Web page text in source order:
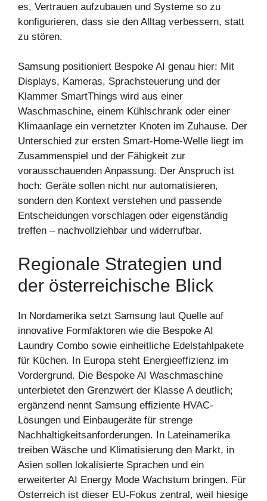
es, Vertrauen aufzubauen und Systeme so zu
konfigurieren, dass sie den Alltag verbessern, statt
zu stören.
Samsung positioniert Bespoke AI genau hier: Mit
Displays, Kameras, Sprachsteuerung und der
Klammer SmartThings wird aus einer
Waschmaschine, einem Kühlschrank oder einer
Klimaanlage ein vernetzter Knoten im Zuhause. Der
Unterschied zur ersten Smart-Home-Welle liegt im
Zusammenspiel und der Fähigkeit zur
vorausschauenden Anpassung. Der Anspruch ist
hoch: Geräte sollen nicht nur automatisieren,
sondern den Kontext verstehen und passende
Entscheidungen vorschlagen oder eigenständig
treffen – nachvollziehbar und widerrufbar.
Regionale Strategien und
der österreichische Blick
In Nordamerika setzt Samsung laut Quelle auf
innovative Formfaktoren wie die Bespoke AI
Laundry Combo sowie einheitliche Edelstahlpakete
für Küchen. In Europa steht Energieeffizienz im
Vordergrund. Die Bespoke AI Waschmaschine
unterbietet den Grenzwert der Klasse A deutlich;
ergänzend nennt Samsung effiziente HVAC-
Lösungen und Einbaugeräte für strenge
Nachhaltigkeitsanforderungen. In Lateinamerika
treiben Wäsche und Klimatisierung den Markt, in
Asien sollen lokalisierte Sprachen und ein
erweiterter AI Energy Mode Wachstum bringen. Für
Österreich ist dieser EU-Fokus zentral, weil hiesige